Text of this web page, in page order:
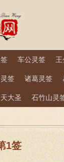
车公灵签
签 诸葛灵签
大圣 石竹山灵
1签